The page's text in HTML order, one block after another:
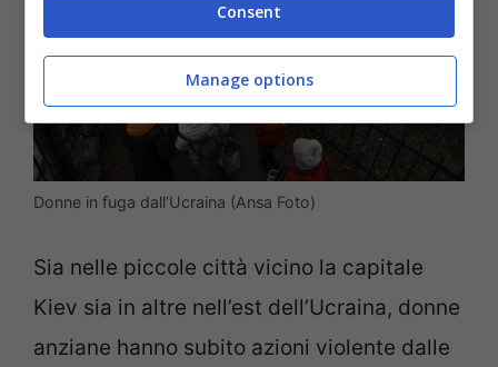
Donne in fuga dall’Ucraina (Ansa Foto)
Sia nelle piccole città vicino la capitale
Kiev sia in altre nell’est dell’Ucraina, donne
anziane hanno subito azioni violente dalle
Consent
Manage options